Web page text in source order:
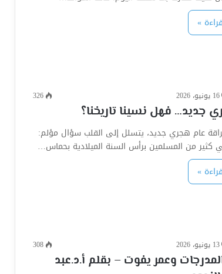
»
16 يونيو، 2026 326
جديد… فهل نسينا تاريخنا؟
عام هجري جديد، يتسلل إلى القلب سؤال مؤلم:
كثير من المسلمين برأس السنة الميلادية بحماس…
»
13 يونيو، 2026 308
وعمر يفوت – بقلم أ.د.عبد